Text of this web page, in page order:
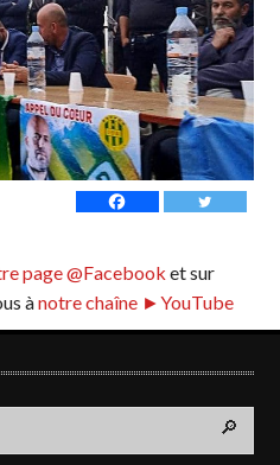
page @Facebook et sur
ànotre chaîne ►YouTube